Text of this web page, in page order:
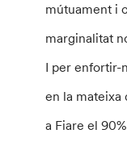
mútuament i
marginalitat
I per enfortir-
en la mateixa
a Fiare el